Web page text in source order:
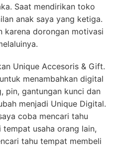
Saat mendirikan toko
anak saya yang ketiga.
karena dorongan motivasi
Unique Accesoris & Gift.
menambahkan digital
pin, gantungan kunci dan
menjadi Unique Digital.
coba mencari tahu
usaha orang lain,
tahu tempat membeli